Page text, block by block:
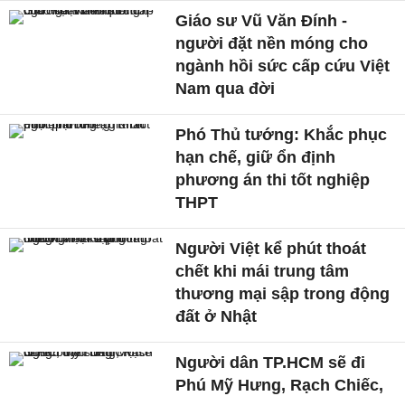
Giáo sư Vũ Văn Đính -
người đặt nền móng cho
ngành hồi sức cấp cứu Việt
Nam qua đời
Phó Thủ tướng: Khắc phục
hạn chế, giữ ổn định
phương án thi tốt nghiệp
THPT
Người Việt kể phút thoát
chết khi mái trung tâm
thương mại sập trong động
đất ở Nhật
Người dân TP.HCM sẽ đi
Phú Mỹ Hưng, Rạch Chiếc,